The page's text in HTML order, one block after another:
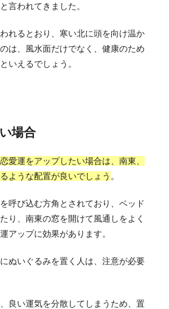
と言われてきました。
れるとおり、寒い北に頭を向け温か
は、風水面だけでなく、健康のため
いえるでしょう。
場合
愛運をアップしたい場合は、南東、
ような配置が良いでしょう 。
呼び込む方角とされており、ベッド
り、南東の窓を開けて風通しをよく
アップに効果があります。
ぬいぐるみを置く人は、注意が必要
良い運気を分散してしまうため、置